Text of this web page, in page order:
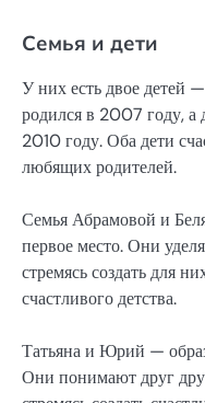
Семья и дети
У них есть двое детей
родился в 2007 году, а
2010 году. Оба дети
любящих родителей.
Семья Абрамовой и
первое место. Они
стремясь создать для
счастливого детства.
Татьяна и Юрий —
Они понимают друг